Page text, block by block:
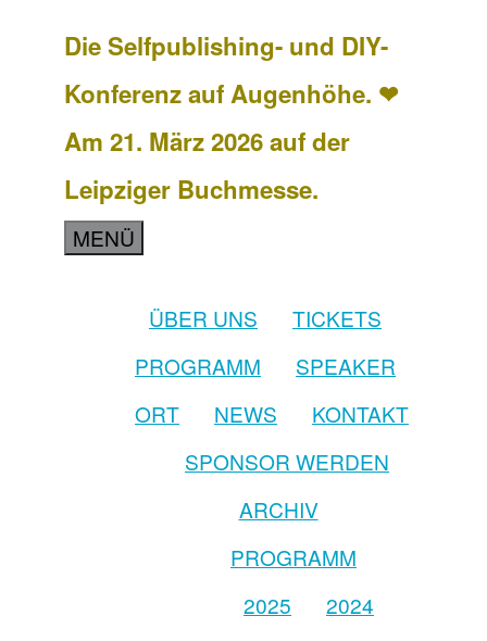
Die Selfpublishing- und DIY-
Konferenz auf Augenhöhe. ❤
Am 21. März 2026 auf der
Leipziger Buchmesse.
MENÜ
ÜBER UNS
TICKETS
PROGRAMM
SPEAKER
ORT
NEWS
KONTAKT
SPONSOR WERDEN
ARCHIV
PROGRAMM
2025
2024